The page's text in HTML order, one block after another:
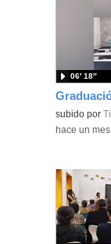
subido por
06′ 18″
-hace un mes